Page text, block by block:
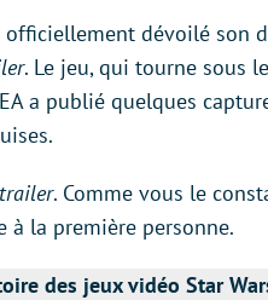
dévoilé son
. Le jeu, qui tourne sous
EA a publié quelques
trailer. Comme vous le
à la première personne.
des jeux vidéo Star